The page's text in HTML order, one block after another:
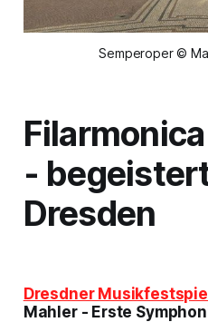
Semperoper ©
-
Dresden
Dresdner
Mahler - Erste